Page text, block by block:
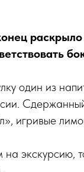
один из
игривые
экскурсию,